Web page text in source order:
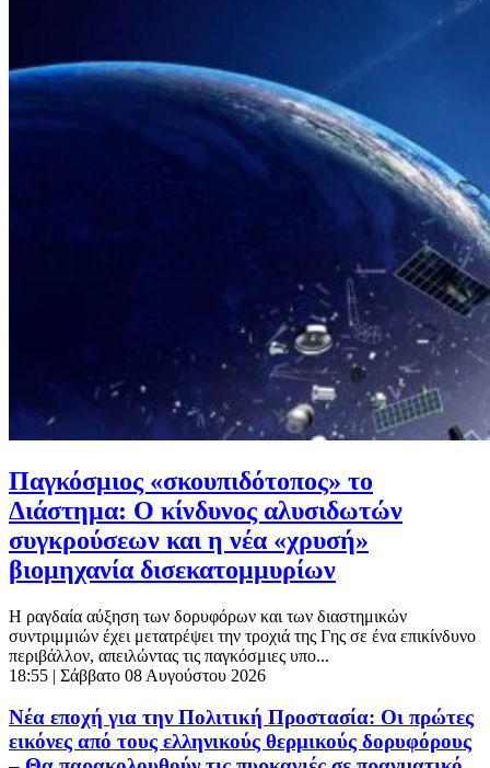
Παγκόσμιος «σκουπιδότοπος» το
Διάστημα: Ο κίνδυνος αλυσιδωτών
συγκρούσεων και η νέα «χρυσή»
βιομηχανία δισεκατομμυρίων
Η ραγδαία αύξηση των δορυφόρων και των διαστημικών
συντριμμιών έχει μετατρέψει την τροχιά της Γης σε ένα επικίνδυνο
περιβάλλον, απειλώντας τις παγκόσμιες υπο...
18:55 | Σάββατο 08 Αυγούστου 2026
Νέα εποχή για την Πολιτική Προστασία: Οι πρώτες
εικόνες από τους ελληνικούς θερμικούς δορυφόρους